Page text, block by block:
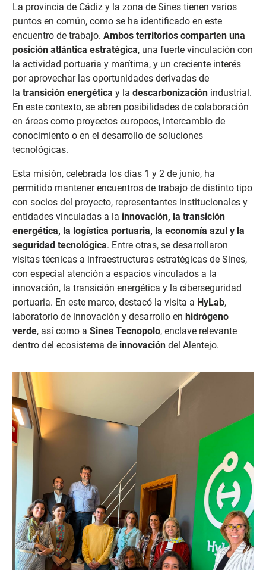
La provincia de Cádiz y la zona de Sines tienen varios
puntos en común, como se ha identificado en este
encuentro de trabajo. Ambos territorios comparten una
posición atlántica estratégica, una fuerte vinculación con
la actividad portuaria y marítima, y un creciente interés
por aprovechar las oportunidades derivadas de
la transición energética y la descarbonizaciónindustrial.
En este contexto, se abren posibilidades de colaboración
en áreas como proyectos europeos, intercambio de
conocimiento o en el desarrollo de soluciones
tecnológicas.
Esta misión, celebrada los días 1 y 2 de junio, ha
permitido mantener encuentros de trabajo de distinto tipo
con socios del proyecto, representantes institucionales y
entidades vinculadas a la innovación, la transición
energética, la logística portuaria, la economía azul y la
seguridad tecnológica. Entre otras, se desarrollaron
visitas técnicas a infraestructuras estratégicas de Sines,
con especial atención a espacios vinculados a la
innovación, la transición energética y la ciberseguridad
portuaria. En este marco, destacó la visita a HyLab,
laboratorio de innovación y desarrollo en hidrógeno
verde, así como a Sines Tecnopolo, enclave relevante
dentro del ecosistema de innovacióndel Alentejo.